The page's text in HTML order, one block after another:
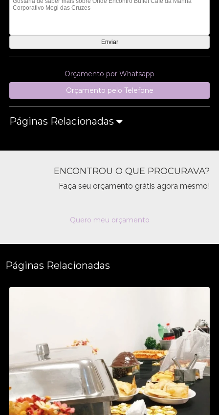
Orçamento por Whatsapp
Orçamento pelo Telefone
Páginas Relacionadas
ENCONTROU O QUE PROCURAVA?
Faça seu orçamento grátis agora mesmo!
Quero meu orçamento
Páginas Relacionadas